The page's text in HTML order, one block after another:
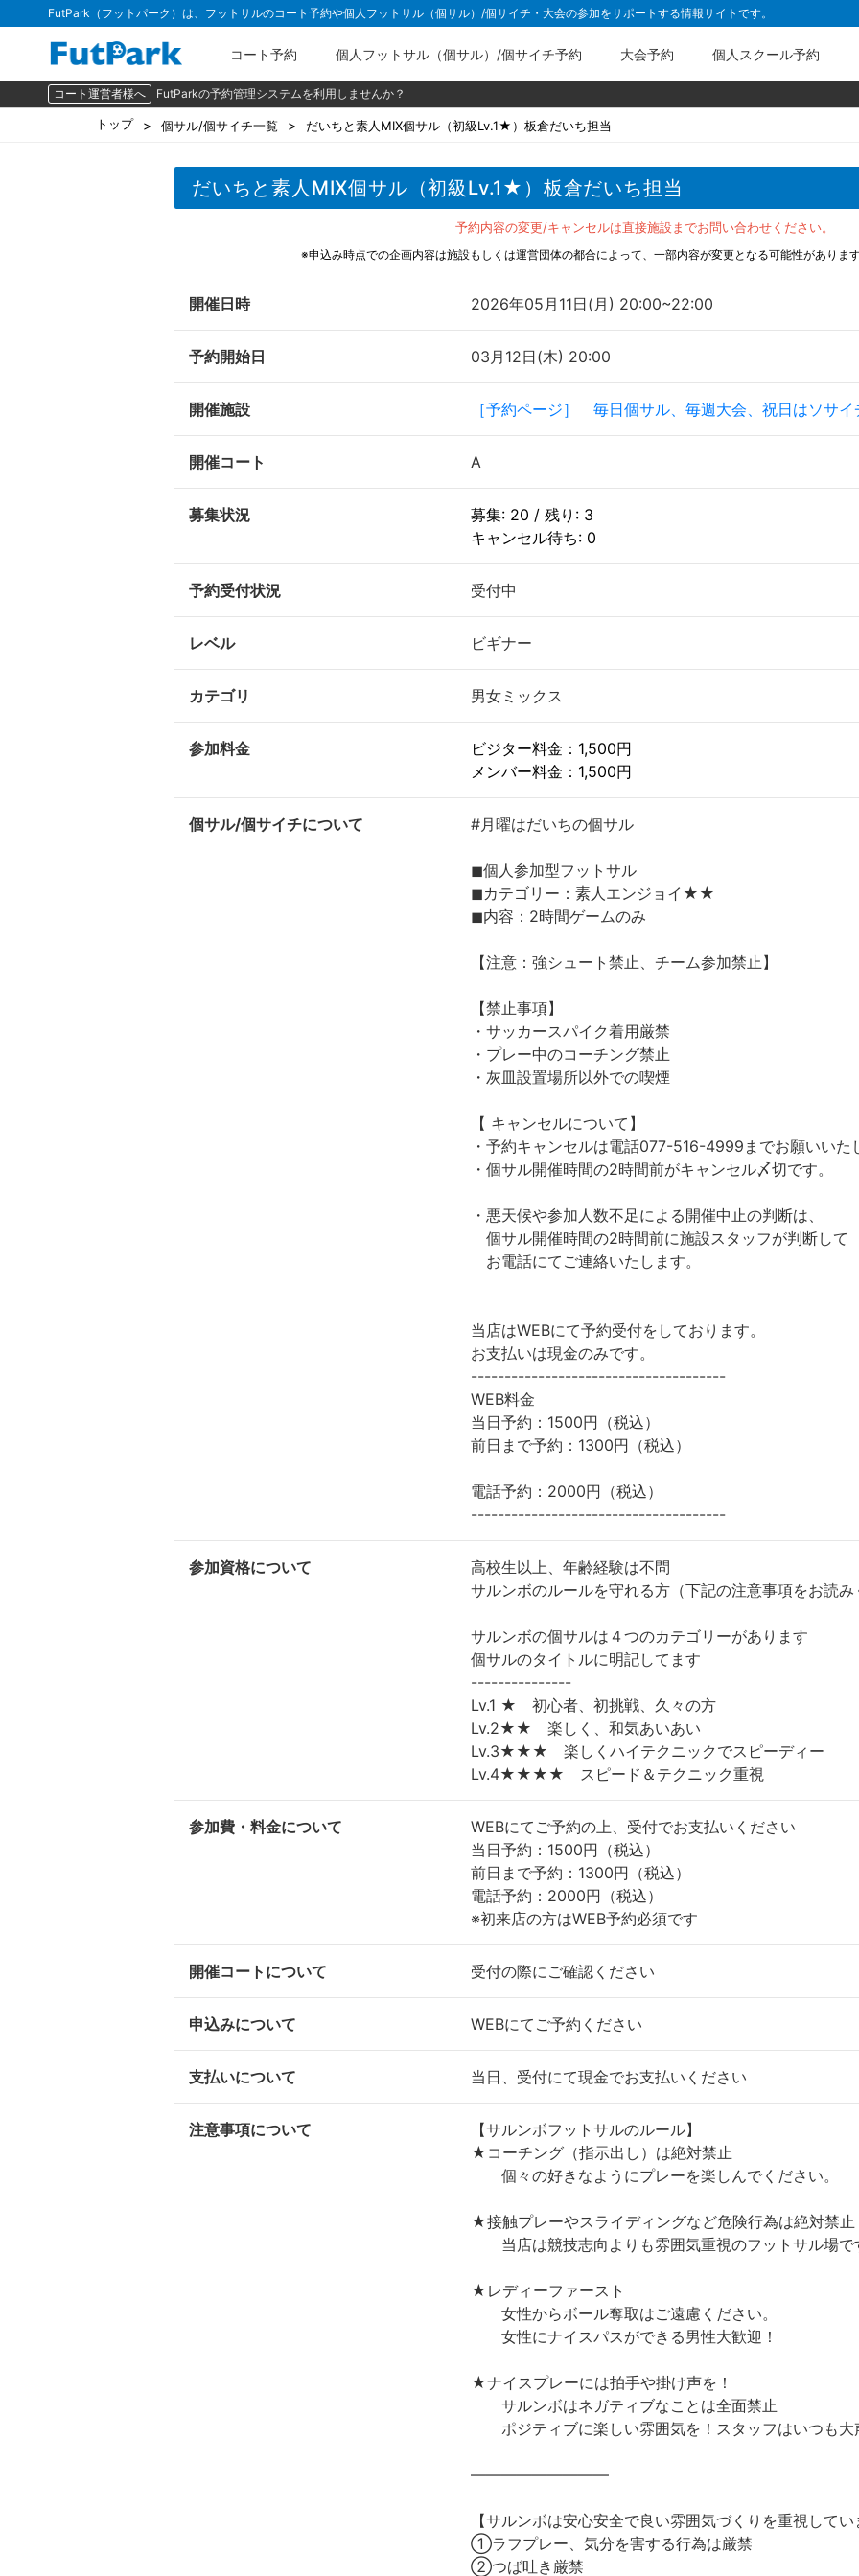
FutPark（フットパーク）は、フットサルのコート予約や個人フットサル（個サル）/個サイチ・大会の参加をサポートする情報サイトです。
コート予約 個人フットサル（個サル）/個サイチ予約 大会予約 個人スクール予約
コート運営者様へ FutParkの予約管理システムを利用しませんか？
トップ 個サル/個サイチ一覧 だいちと素人MIX個サル（初級Lv.1★）板倉だいち担当
だいちと素人MIX個サル（初級Lv.1★）板倉だいち担当
予約内容の変更/キャンセルは直接施設までお問い合わせください。
※申込み時点での企画内容は施設もしくは運営団体の都合によって、一部内容が変更となる可能性がありま
開催日時 2026年05月11日(月) 20:00~22:00
予約開始日 03月12日(木) 20:00
開催施設 ［予約ページ］ 毎日個サル、毎週大会、祝日はソサ
開催コート A
募集状況
募集: 20 / 残り: 3
キャンセル待ち: 0
予約受付状況 受付中
レベル ビギナー
カテゴリ 男女ミックス
参加料金
ビジター料金：1,500円
メンバー料金：1,500円
個サル/個サイチについて #月曜はだいちの個サル
◼︎個人参加型フットサル
◼︎カテゴリー：素人エンジョイ★★
◼︎内容：2時間ゲームのみ
【注意：強シュート禁止、チーム参加禁止】
【禁止事項】
・サッカースパイク着用厳禁
・プレー中のコーチング禁止
・灰皿設置場所以外での喫煙
【 キャンセルについて】
・予約キャンセルは電話077-516-4999までお願いいた
・個サル開催時間の2時間前がキャンセル〆切です。
・悪天候や参加人数不足による開催中止の判断は、
個サル開催時間の2時間前に施設スタッフが判断して
お電話にてご連絡いたします。
当店はWEBにて予約受付をしております。
お支払いは現金のみです。
--------------------------------------
WEB料金
当日予約：1500円（税込）
前日まで予約：1300円（税込）
電話予約：2000円（税込）
--------------------------------------
参加資格について
高校生以上、年齢経験は不問
サルンボのルールを守れる方（下記の注意事項をお読み
サルンボの個サルは４つのカテゴリーがあります
個サルのタイトルに明記してます
---------------
Lv.1 ★ 初心者、初挑戦、久々の方
Lv.2★★ 楽しく、和気あいあい
Lv.3★★★ 楽しくハイテクニックでスピーディー
Lv.4★★★★ スピード＆テクニック重視
参加費・料金について
WEBにてご予約の上、受付でお支払いください
当日予約：1500円（税込）
前日まで予約：1300円（税込）
電話予約：2000円（税込）
※初来店の方はWEB予約必須です
開催コートについて 受付の際にご確認ください
申込みについて WEBにてご予約ください
支払いについて 当日、受付にて現金でお支払いください
注意事項について
【サルンボフットサルのルール】
★コーチング（指示出し）は絶対禁止
個々の好きなようにプレーを楽しんでください。
★接触プレーやスライディングなど危険行為は絶対禁止
当店は競技志向よりも雰囲気重視のフットサル場で
★レディーファースト
女性からボール奪取はご遠慮ください。
女性にナイスパスができる男性大歓迎！
★ナイスプレーには拍手や掛け声を！
サルンボはネガティブなことは全面禁止
ポジティブに楽しい雰囲気を！スタッフはいつも大
—————————
【サルンボは安心安全で良い雰囲気づくりを重視してい
①ラフプレー、気分を害する行為は厳禁
②つば吐き厳禁